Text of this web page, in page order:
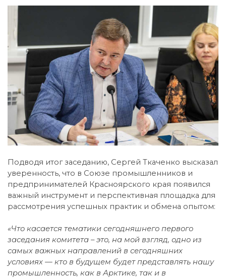
Подводя итог заседанию, Сергей Ткаченко высказал
уверенность, что в Союзе промышленников и
предпринимателей Красноярского края появился
важный инструмент и перспективная площадка для
рассмотрения успешных практик и обмена опытом:
«Что касается тематики сегодняшнего первого
заседания комитета – это, на мой взгляд, одно из
самых важных направлений в сегодняшних
условиях — кто в будущем будет представлять нашу
промышленность, как в Арктике, так и в